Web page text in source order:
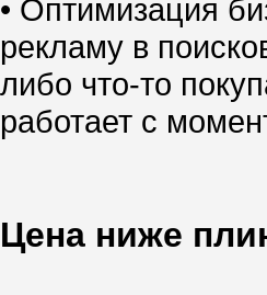
• Оптимизация
рекламу в
либо что-то
работает с
Цена ниже